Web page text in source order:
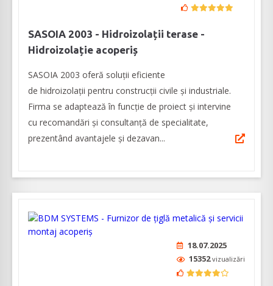
SASOIA 2003 - Hidroizolații terase -
Hidroizolație acoperiș
SASOIA 2003 oferă soluții eficiente
de hidroizolații pentru construcții civile și industriale.
Firma se adaptează în funcție de proiect și intervine
cu recomandări și consultanță de specialitate,
prezentând avantajele și dezavan...
18.07.2025
15352vizualizări